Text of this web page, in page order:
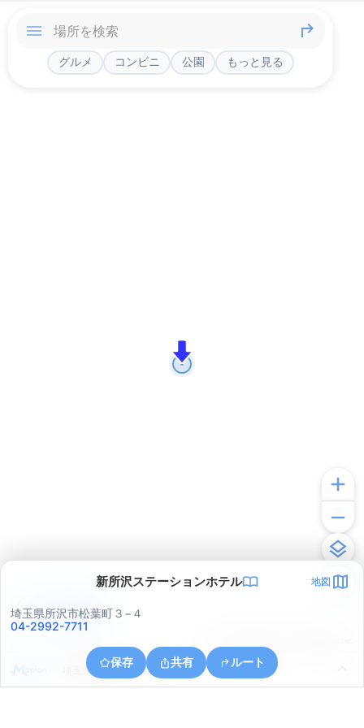
グルメ コンビニ 公園 もっと見る
新所沢ステーションホテル 地図
埼玉県所沢市松葉町３−４
04-2992-7711
保存 共有 ルート
埼玉県所沢市大字山口
アプリで見る